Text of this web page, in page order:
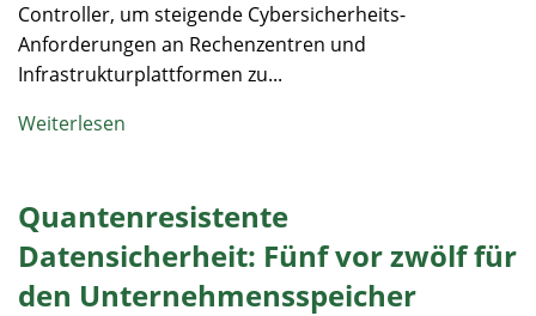
Controller, um steigende Cybersicherheits-
Anforderungen an Rechenzentren und
Infrastrukturplattformen zu...
Weiterlesen
Quantenresistente
Datensicherheit: Fünf vor zwölf für
den Unternehmensspeicher